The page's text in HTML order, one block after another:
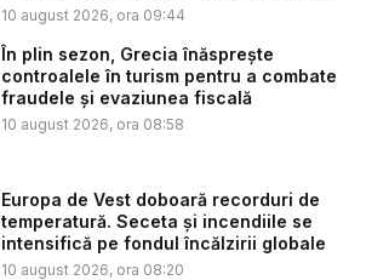
10 august 2026, ora 09:44
În plin sezon, Grecia înăsprește
controalele în turism pentru a combate
fraudele și evaziunea fiscală
10 august 2026, ora 08:58
Europa de Vest doboară recorduri de
temperatură. Seceta și incendiile se
intensifică pe fondul încălzirii globale
10 august 2026, ora 08:20